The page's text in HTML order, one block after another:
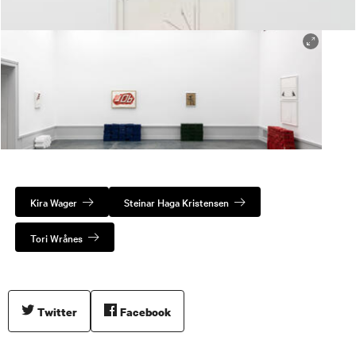
Matias Faldbakken, «MONSTRUM», 2021. Tegning og skulptur. Foto: Susann Jamtøy / TKM.
Kira Wager Steinar Haga Kristensen
Tori Wrånes
Twitter Facebook